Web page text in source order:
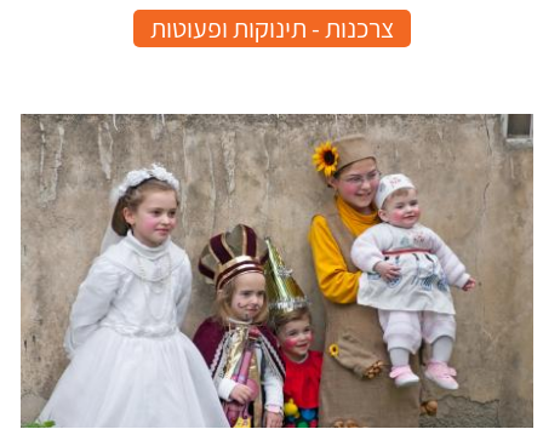
צרכנות - תינוקות ופעוטות